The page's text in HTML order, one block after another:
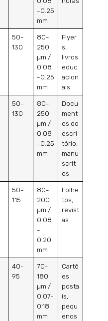
-0.25
mm
50-
130
80-
250
µm /
0.08
-0.25
mm
Flyer
s,
livros
educ
acion
ais
50-
130
80-
250
µm /
0.08
-0.25
mm
Docu
ment
os do
escri
tório,
manu
scrit
os
50-
115
80-
200
µm /
0.08
-
0.20
mm
Folhe
tos,
revist
as
40-
95
70-
180
µm /
0.07-
0.18
mm
Cartõ
es
posta
is,
pequ
enos